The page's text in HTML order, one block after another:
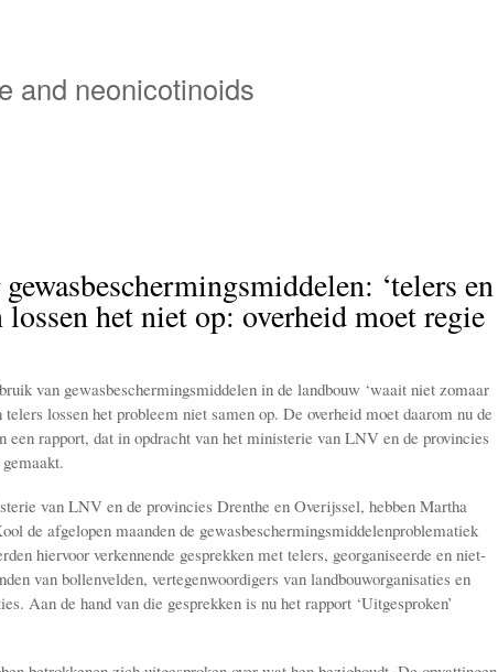
de
and neonicotinoids
‘telers en
lossen het niet op: overheid moet regie
van gewasbeschermingsmiddelen in de landbouw ‘waait niet zomaar
telers lossen het probleem niet samen op. De overheid moet daarom nu de
een rapport, dat in opdracht van het ministerie van LNV en de provincies
van LNV en de provincies Drenthe en Overijssel, hebben Martha
de afgelopen maanden de gewasbeschermingsmiddelenproblematiek
hiervoor verkennende gesprekken met telers, georganiseerde en niet-
van bollenvelden, vertegenwoordigers van landbouworganisaties en
Aan de hand van die gesprekken is nu het rapport ‘Uitgesproken’